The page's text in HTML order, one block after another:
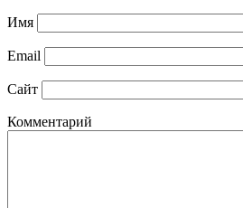
Имя
Email
Сайт
Комментарий